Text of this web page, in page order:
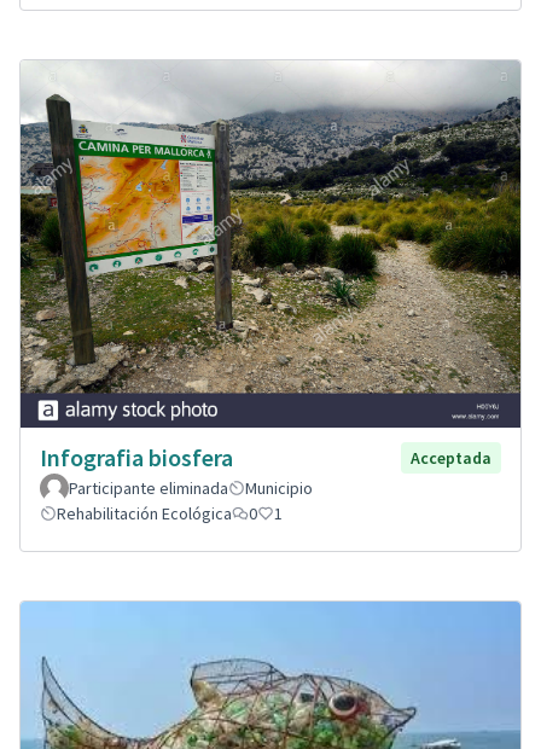
Infografia biosfera
Acceptada
Participante eliminada
Municipio
Rehabilitación Ecológica
0 1